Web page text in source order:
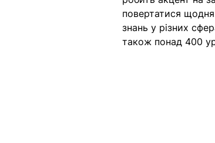
повертатися
знань у різних
також понад 400